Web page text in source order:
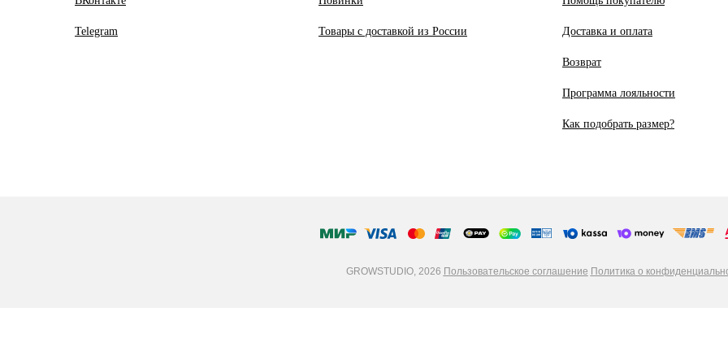
Telegram Товары с доставкой из России Доставка и оплата
Возврат
Программа лояльности
Как подобрать размер?
GROWSTUDIO, 2026 Пользовательское соглашение Политика о